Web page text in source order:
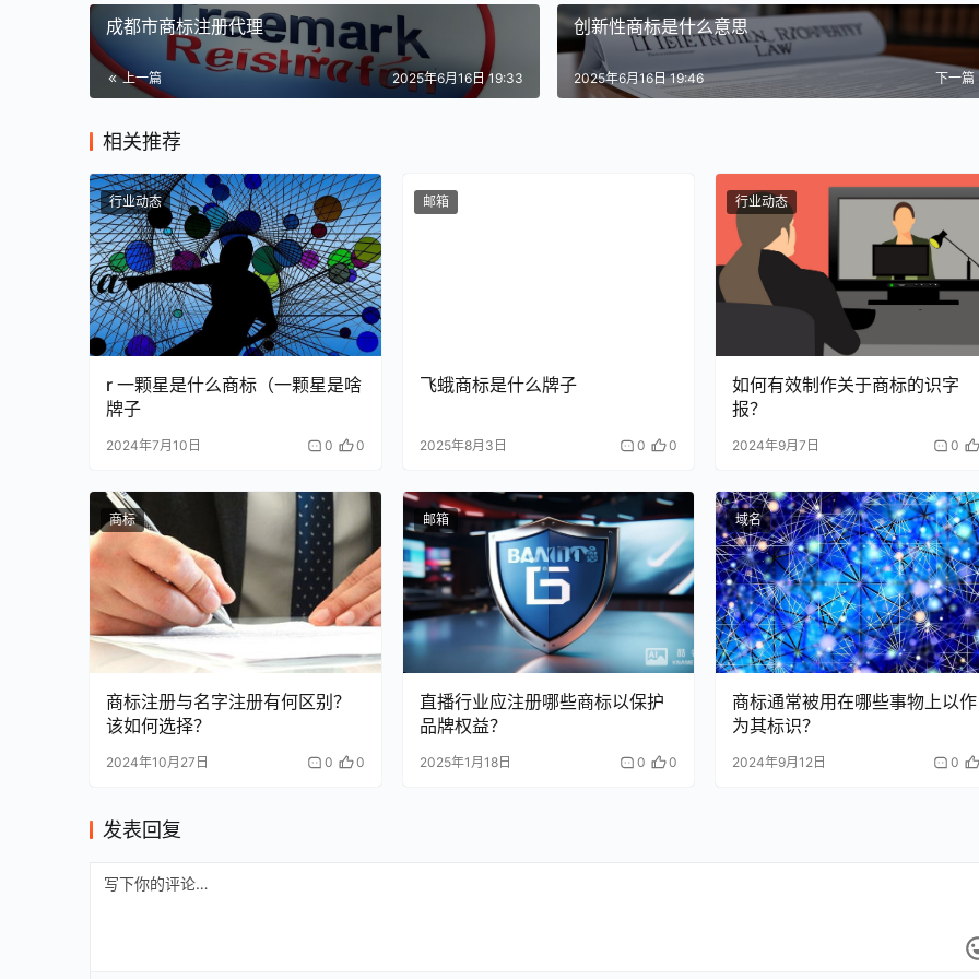
成都市商标注册代理
上一篇 2025年6月16日 19:33
创新性商标是什么意思
下一篇
2025年6月16日 19:46
相关推荐
行业动态
r 一颗星是什么商标（一颗星是啥
牌子
2024年7月10日 0 0
邮箱
飞蛾商标是什么牌子
2025年8月3日 0 0
行业动态
如何有效制作关于商标的识字
报？
2024年9月7日 0
商标
商标注册与名字注册有何区别？
该如何选择？
2024年10月27日 0 0
邮箱
直播行业应注册哪些商标以保护
品牌权益？
2025年1月18日 0 0
域名
商标通常被用在哪些事物上以作
为其标识？
2024年9月12日 0
发表回复